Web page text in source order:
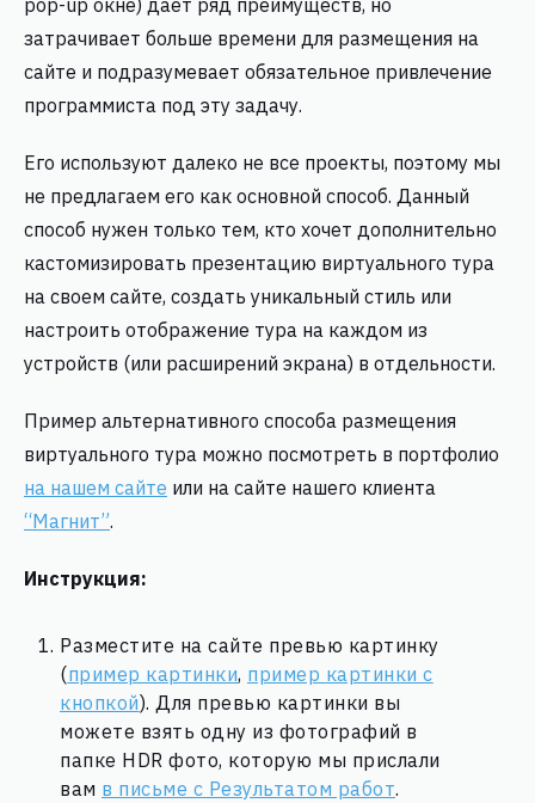
pop-up окне) дает ряд преимуществ, но
затрачивает больше времени для размещения на
сайте и подразумевает обязательное привлечение
программиста под эту задачу.
Его используют далеко не все проекты, поэтому мы
не предлагаем его как основной способ. Данный
способ нужен только тем, кто хочет дополнительно
кастомизировать презентацию виртуального тура
на своем сайте, создать уникальный стиль или
настроить отображение тура на каждом из
устройств (или расширений экрана) в отдельности.
Пример альтернативного способа размещения
виртуального тура можно посмотреть в портфолио
на нашем сайте или на сайте нашего клиента
“Магнит”.
Инструкция:
Разместите на сайте превью картинку
(пример картинки, пример картинки с
кнопкой). Для превью картинки вы
можете взять одну из фотографий в
папке HDR фото, которую мы прислали
вам в письме c Результатом работ.